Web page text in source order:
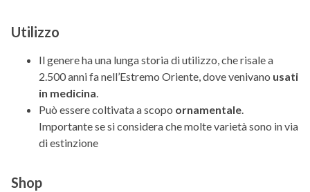
Utilizzo
Il genere ha una lunga storia di utilizzo, che risale a
2.500 anni fa nell’Estremo Oriente, dove venivano usati
in medicina.
Può essere coltivata a scopo ornamentale.
Importante se si considera che molte varietà sono in via
di estinzione
Shop